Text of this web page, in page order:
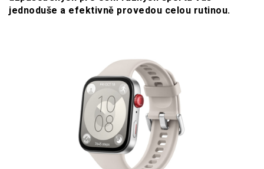
jednoduše a efektivně provedou celou rutinou.